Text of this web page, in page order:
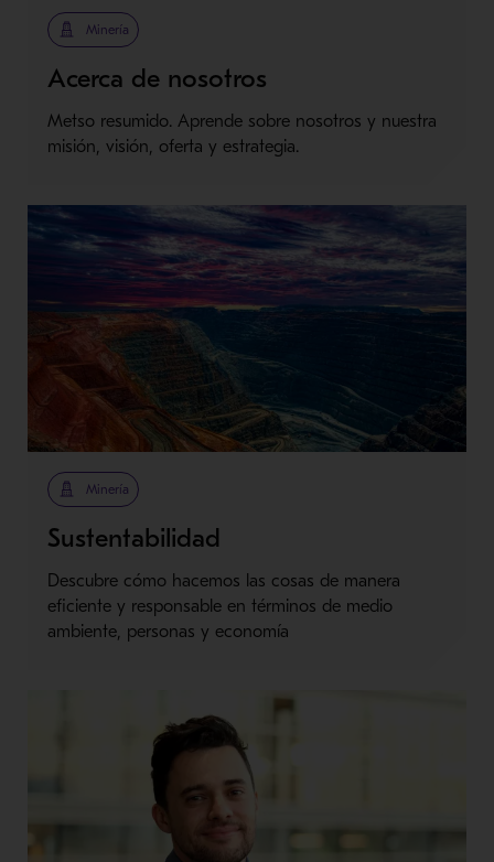
Minería
Acerca de nosotros
Metso resumido. Aprende sobre nosotros y nuestra
misión, visión, oferta y estrategia.
Minería
Sustentabilidad
Descubre cómo hacemos las cosas de manera
eficiente y responsable en términos de medio
ambiente, personas y economía